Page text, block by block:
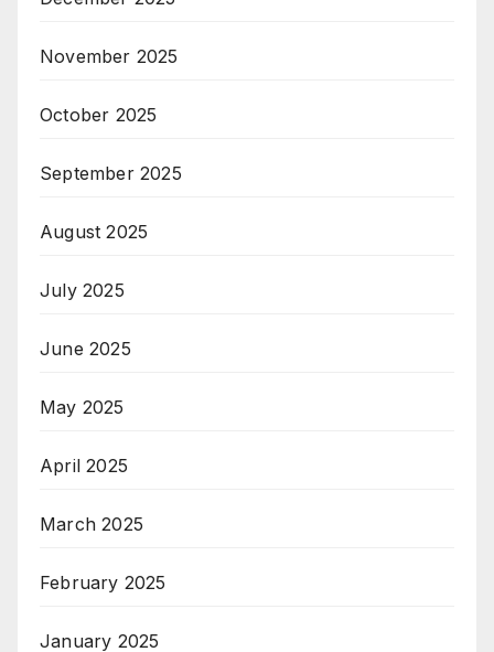
November 2025
October 2025
September 2025
August 2025
July 2025
June 2025
May 2025
April 2025
March 2025
February 2025
January 2025